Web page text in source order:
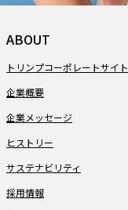
ABOUT
トリンプコーポレートサイト
企業概要
企業メッセージ
ヒストリー
サステナビリティ
採用情報